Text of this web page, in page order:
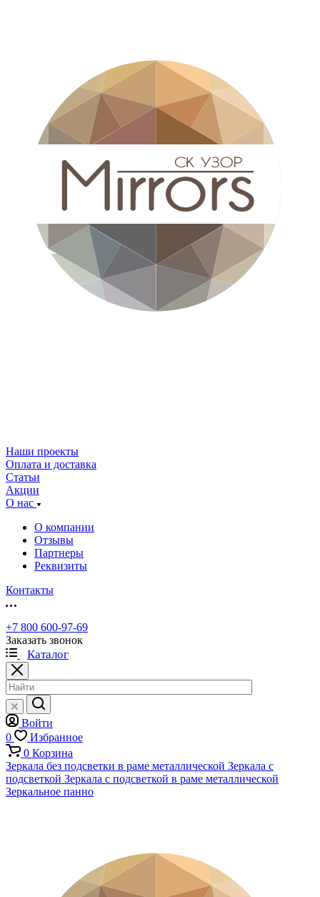
Наши проекты
Оплата и доставка
Статьи
Акции
О нас
О компании
Отзывы
Партнеры
Реквизиты
Контакты
+7 800 600-97-69
Заказать звонок
Каталог
Войти
0
Избранное
0 Корзина
Зеркала без подсветки в раме металлической Зеркала с
подсветкой Зеркала с подсветкой в раме металлической
Зеркальное панно